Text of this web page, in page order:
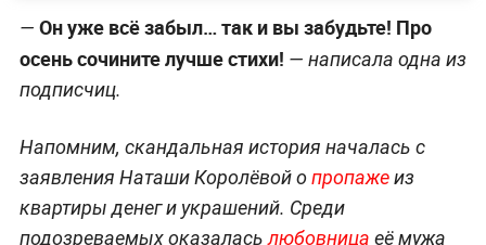
— Он уже всё забыл… так и вы забудьте! Про
осень сочините лучше стихи! — написала одна из
подписчиц.
Напомним, скандальная история началась с
заявления Наташи Королёвой опропажеиз
квартиры денег и украшений. Среди
подозреваемых оказаласьлюбовница её мужа